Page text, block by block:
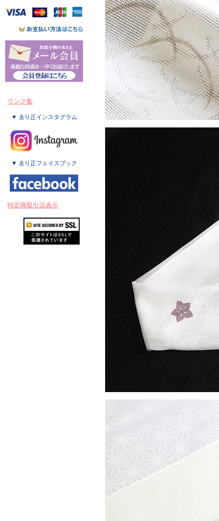
リンク集
▼ ゑり正インスタグラム
▼ ゑり正フェイスブック
特定商取引法表示